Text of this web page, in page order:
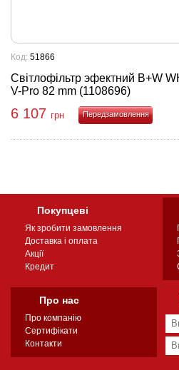
Світлофільтр эфектний B+W
V-Pro 82 mm (1108696)
Код: 51866
6 107 грн
Покупцеві
Як зробити замовлення
Доставка і оплата
Акції
Кредит
Про нас
Про компанію
Сертифікати
Контакти